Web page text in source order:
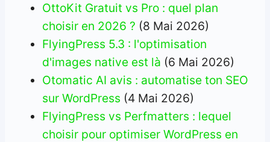
OttoKit Gratuit vs Pro : quel plan
choisir en 2026 ? (8 Mai 2026)
FlyingPress 5.3 : l'optimisation
d'images native est là (6 Mai 2026)
Otomatic AI avis : automatise ton SEO
sur WordPress (4 Mai 2026)
FlyingPress vs Perfmatters : lequel
choisir pour optimiser WordPress en